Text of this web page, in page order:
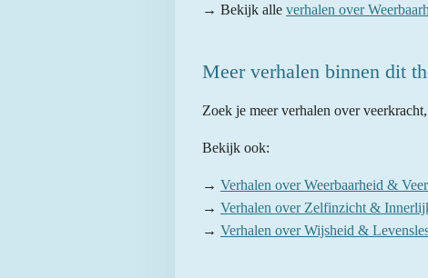
→ Bekijk alle verhalen over
Meer verhalen binnen dit
Zoek je meer verhalen over
Bekijk ook:
→ Verhalen over Weerbaarheid &
→ Verhalen over Zelfinzicht &
→ Verhalen over Wijsheid &